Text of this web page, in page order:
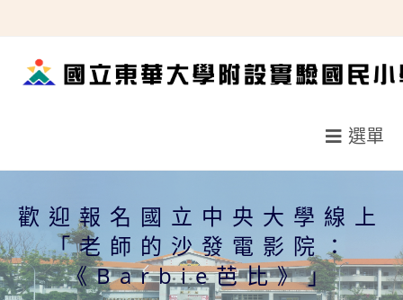
轉
選單
歡迎報名國立中央大學線上
「老師的沙發電影院：
《Barbie芭比》」